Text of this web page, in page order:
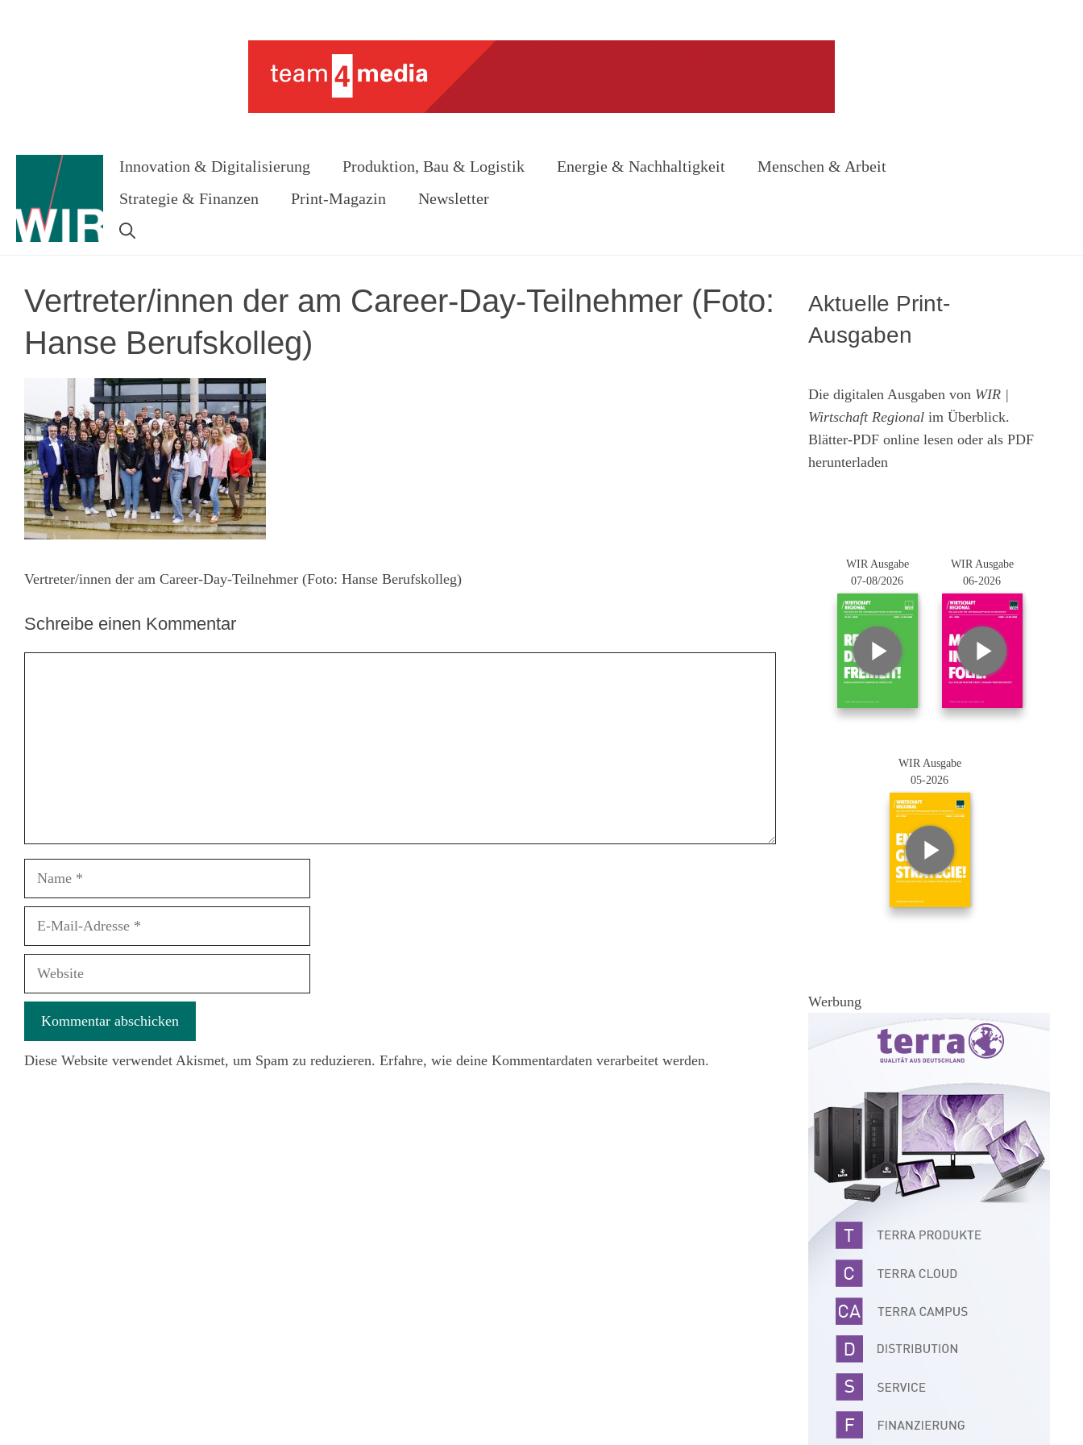
Innovation & Digitalisierung Produktion, Bau & Logistik Energie & Nachhaltigkeit
Menschen & Arbeit
Strategie & Finanzen
Print-Magazin Newsletter
Vertreter/innen der am Career-Day-Teilnehmer (Foto:
Hanse Berufskolleg)
Vertreter/innen der am Career-Day-Teilnehmer (Foto: Hanse Berufskolleg)
Schreibe einen Kommentar
Name
Website
Diese Website verwendet Akismet, um Spam zu reduzieren. Erfahre, wie deine Kommentardaten verarbeitet werden.
Aktuelle Print-
Ausgaben
Die digitalen Ausgaben von WIR |
Wirtschaft Regional im Überblick.
Blätter-PDF online lesen oder als PDF
herunterladen
WIR Ausgabe
07-08/2026
WIR Ausgabe
06-2026
WIR Ausgabe
05-2026
Werbung